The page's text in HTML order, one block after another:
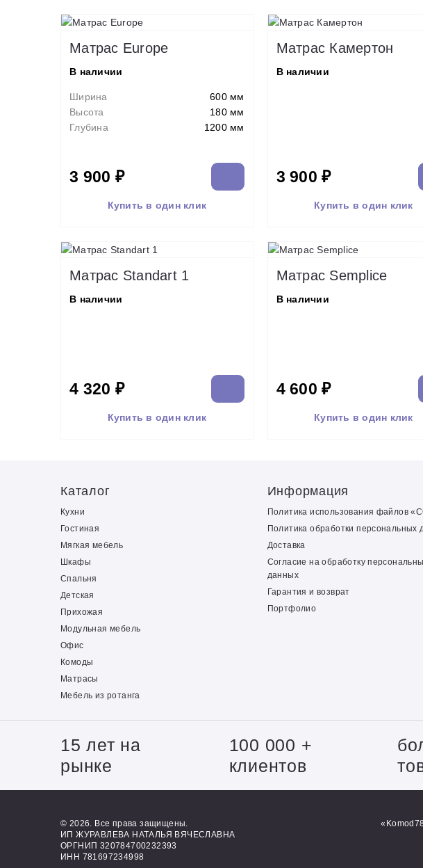
Матрас Europe
В наличии
Ширина
600 мм
Высота
180 мм
Глубина
1200 мм
3 900 ₽
Купить в один клик
Матрас Камертон
В наличии
3 900 ₽
Купить в один клик
Матрас Standart 1
В наличии
4 320 ₽
Купить в один клик
Матрас Semplice
В наличии
4 600 ₽
Купить в один клик
Каталог
Кухни
Гостиная
Мягкая мебель
Шкафы
Спальня
Детская
Прихожая
Модульная мебель
Офис
Комоды
Матрасы
Мебель из ротанга
Информация
Политика использования файлов
Политика обработки персональных
Доставка
Согласие на обработку
данных
Гарантия и возврат
Портфолио
15 лет на
рынке
100 000 +
клиентов
© 2026. Все права защищены.
ИП ЖУРАВЛЕВА НАТАЛЬЯ ВЯЧЕСЛАВНА
ОРГНИП 320784700232393
ИНН 781697234998